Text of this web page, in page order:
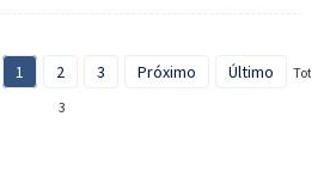
1 2 3 Próximo Último
Total
3